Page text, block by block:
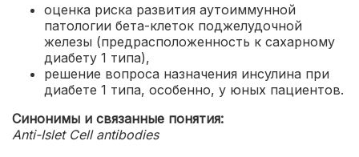
оценка риска развития аутоиммунной
патологии бета-клеток поджелудочной
железы (предрасположенность к сахарному
диабету 1 типа),
решение вопроса назначения инсулина при
диабете 1 типа, особенно, у юных пациентов.
Синонимы и связанные понятия:
Anti-Islet Cell antibodies